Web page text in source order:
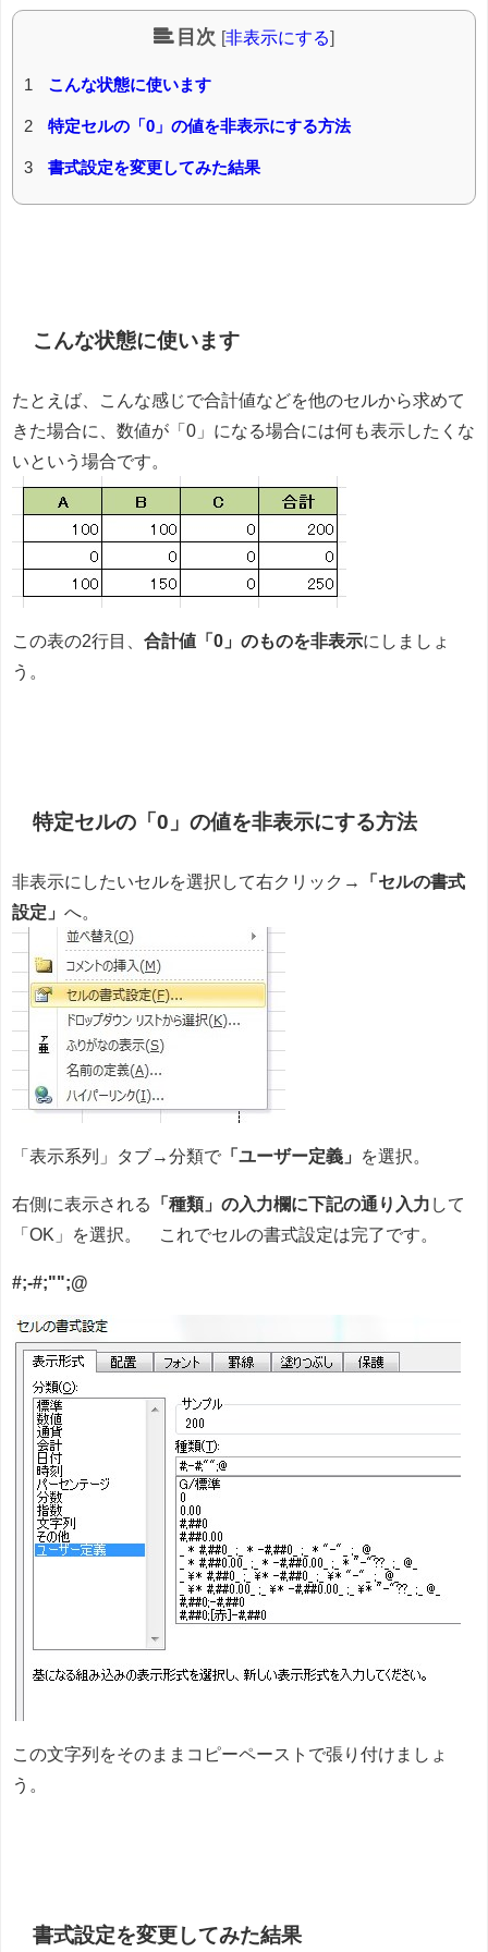
目次 [非表示にする]
1 こんな状態に使います
2 特定セルの「0」の値を非表示にする方法
3 書式設定を変更してみた結果
こんな状態に使います
たとえば、こんな感じで合計値などを他のセルから求めて
きた場合に、数値が「0」になる場合には何も表示したくな
いという場合です。
この表の2行目、 合計値「0」のものを非表示にしましょ
う。
特定セルの「0」の値を非表示にする方法
非表示にしたいセルを選択して右クリック→
「セルの書式
設定」 へ。
「表示系列」タブ→分類で 「ユーザー定義」 を選択。
右側に表示される 「種類」の入力欄に下記の通り入力 して
「OK」を選択。 これでセルの書式設定は完了です。
#;-#;"";@
この文字列をそのままコピーペーストで張り付けましょ
う。
書式設定を変更してみた結果